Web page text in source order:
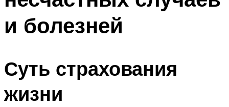
и болезней
Суть страхования
жизни